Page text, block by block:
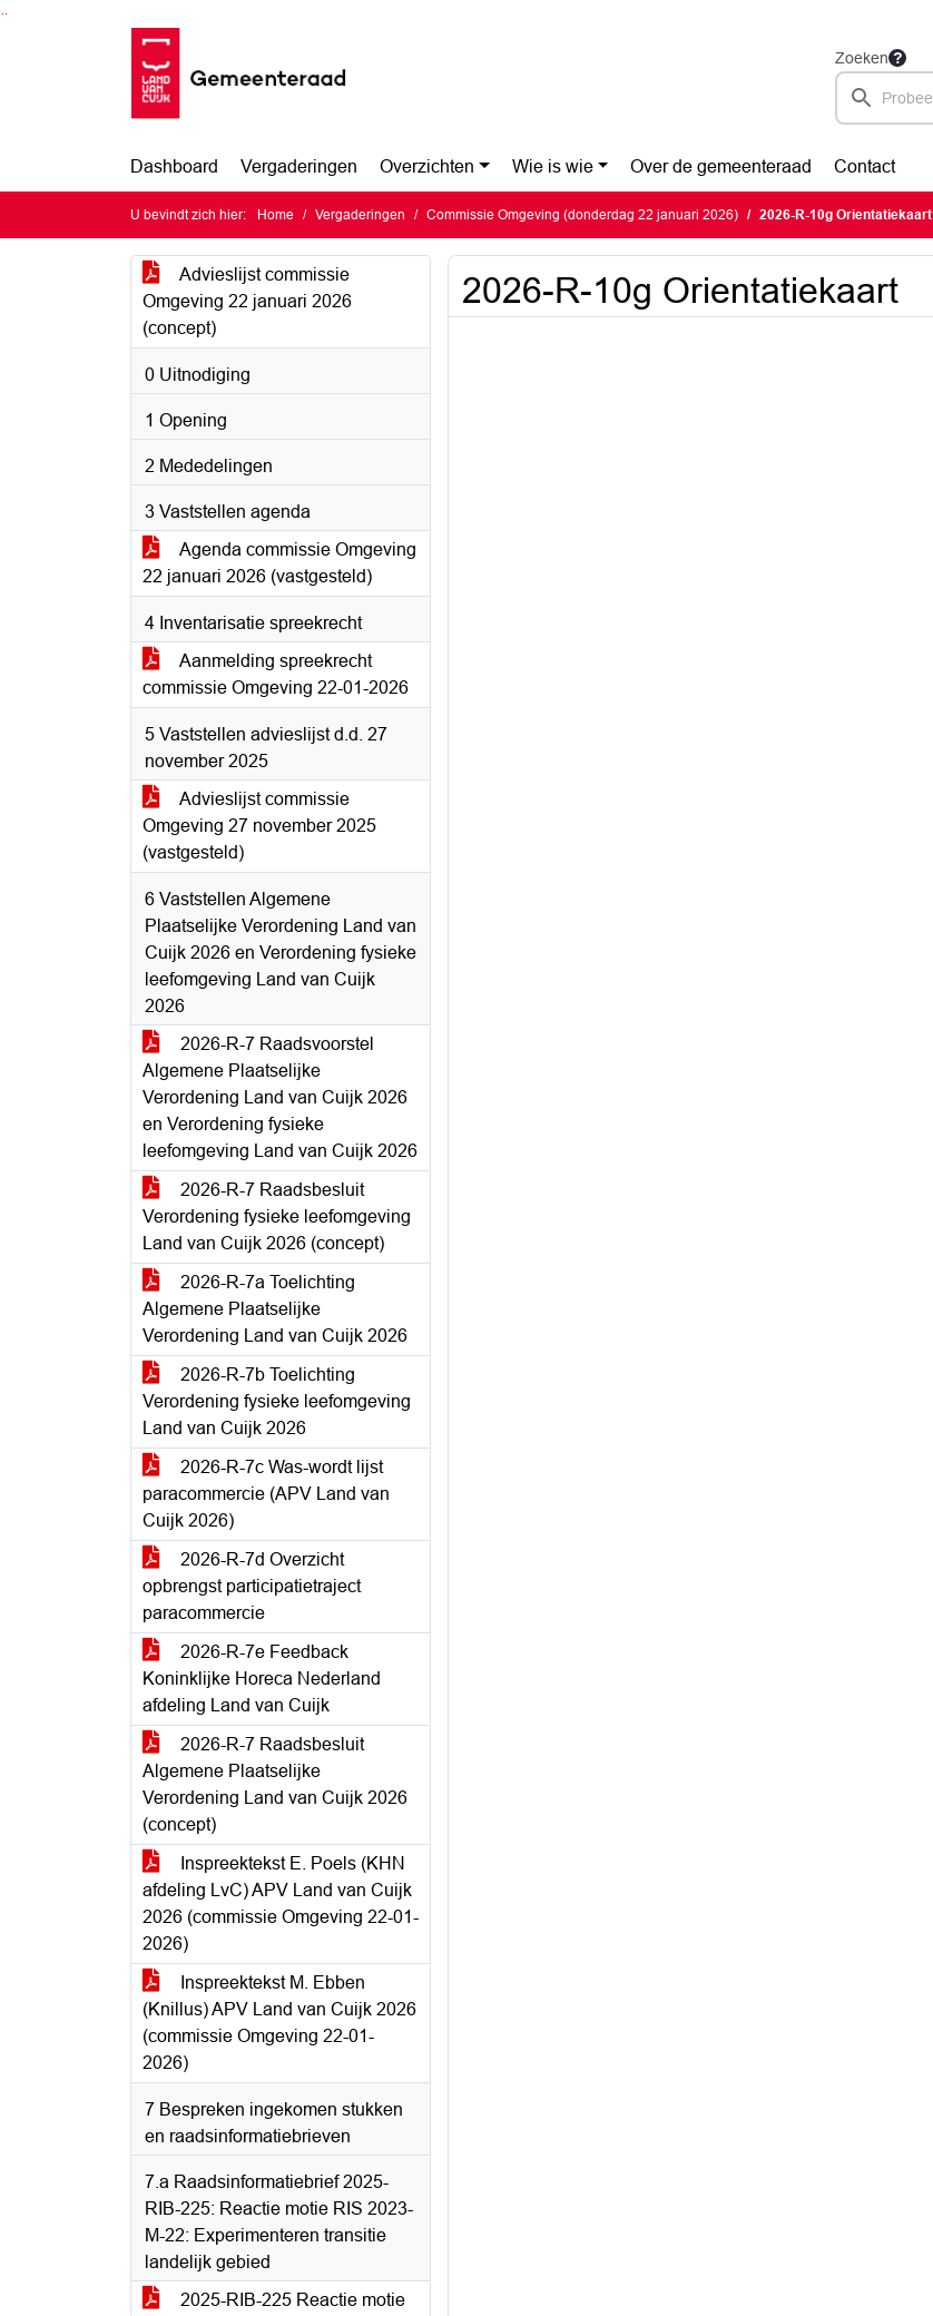
Ga naar de inhoud van deze pagina
Ga naar het zoeken
Ga naar het menu
Zoeken
Dashboard Vergaderingen Overzichten Wie is wie Over de gemeenteraad Contact
U bevindt zich hier: Home Vergaderingen Commissie Omgeving (donderdag 22 januari 2026) 2026-R-10g Orientatiekaart
Advieslijst commissie
Omgeving 22 januari 2026
(concept)
0 Uitnodiging
1 Opening
2 Mededelingen
3 Vaststellen agenda
Agenda commissie Omgeving
22 januari 2026 (vastgesteld)
4 Inventarisatie spreekrecht
Aanmelding spreekrecht
commissie Omgeving 22-01-2026
5 Vaststellen advieslijst d.d. 27
november 2025
Advieslijst commissie
Omgeving 27 november 2025
(vastgesteld)
6 Vaststellen Algemene
Plaatselijke Verordening Land van
Cuijk 2026 en Verordening fysieke
leefomgeving Land van Cuijk
2026
2026-R-7 Raadsvoorstel
Algemene Plaatselijke
Verordening Land van Cuijk 2026
en Verordening fysieke
leefomgeving Land van Cuijk 2026
2026-R-7 Raadsbesluit
Verordening fysieke leefomgeving
Land van Cuijk 2026 (concept)
2026-R-7a Toelichting
Algemene Plaatselijke
Verordening Land van Cuijk 2026
2026-R-7b Toelichting
Verordening fysieke leefomgeving
Land van Cuijk 2026
2026-R-7c Was-wordt lijst
paracommercie (APV Land van
Cuijk 2026)
2026-R-7d Overzicht
opbrengst participatietraject
paracommercie
2026-R-7e Feedback
Koninklijke Horeca Nederland
afdeling Land van Cuijk
2026-R-7 Raadsbesluit
Algemene Plaatselijke
Verordening Land van Cuijk 2026
(concept)
Inspreektekst E. Poels (KHN
afdeling LvC) APV Land van Cuijk
2026 (commissie Omgeving 22-01-
2026)
Inspreektekst M. Ebben
(Knillus) APV Land van Cuijk 2026
(commissie Omgeving 22-01-
2026)
7 Bespreken ingekomen stukken
en raadsinformatiebrieven
7.a Raadsinformatiebrief 2025-
RIB-225: Reactie motie RIS 2023-
M-22: Experimenteren transitie
landelijk gebied
2025-RIB-225 Reactie motie
2026-R-10g Orientatiekaart